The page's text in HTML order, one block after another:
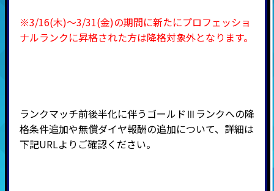
※3/16(木)～3/31(金)の期間に新たにプロフェッショ
ナルランクに昇格された方は降格対象外となります。
ランクマッチ前後半化に伴うゴールドⅢランクへの降
格条件追加や無償ダイヤ報酬の追加について、詳細は
下記URLよりご確認ください。